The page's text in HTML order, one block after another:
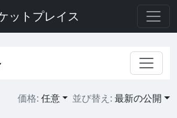
ットプレイス
価格: 任意 並び替え:最新の公開